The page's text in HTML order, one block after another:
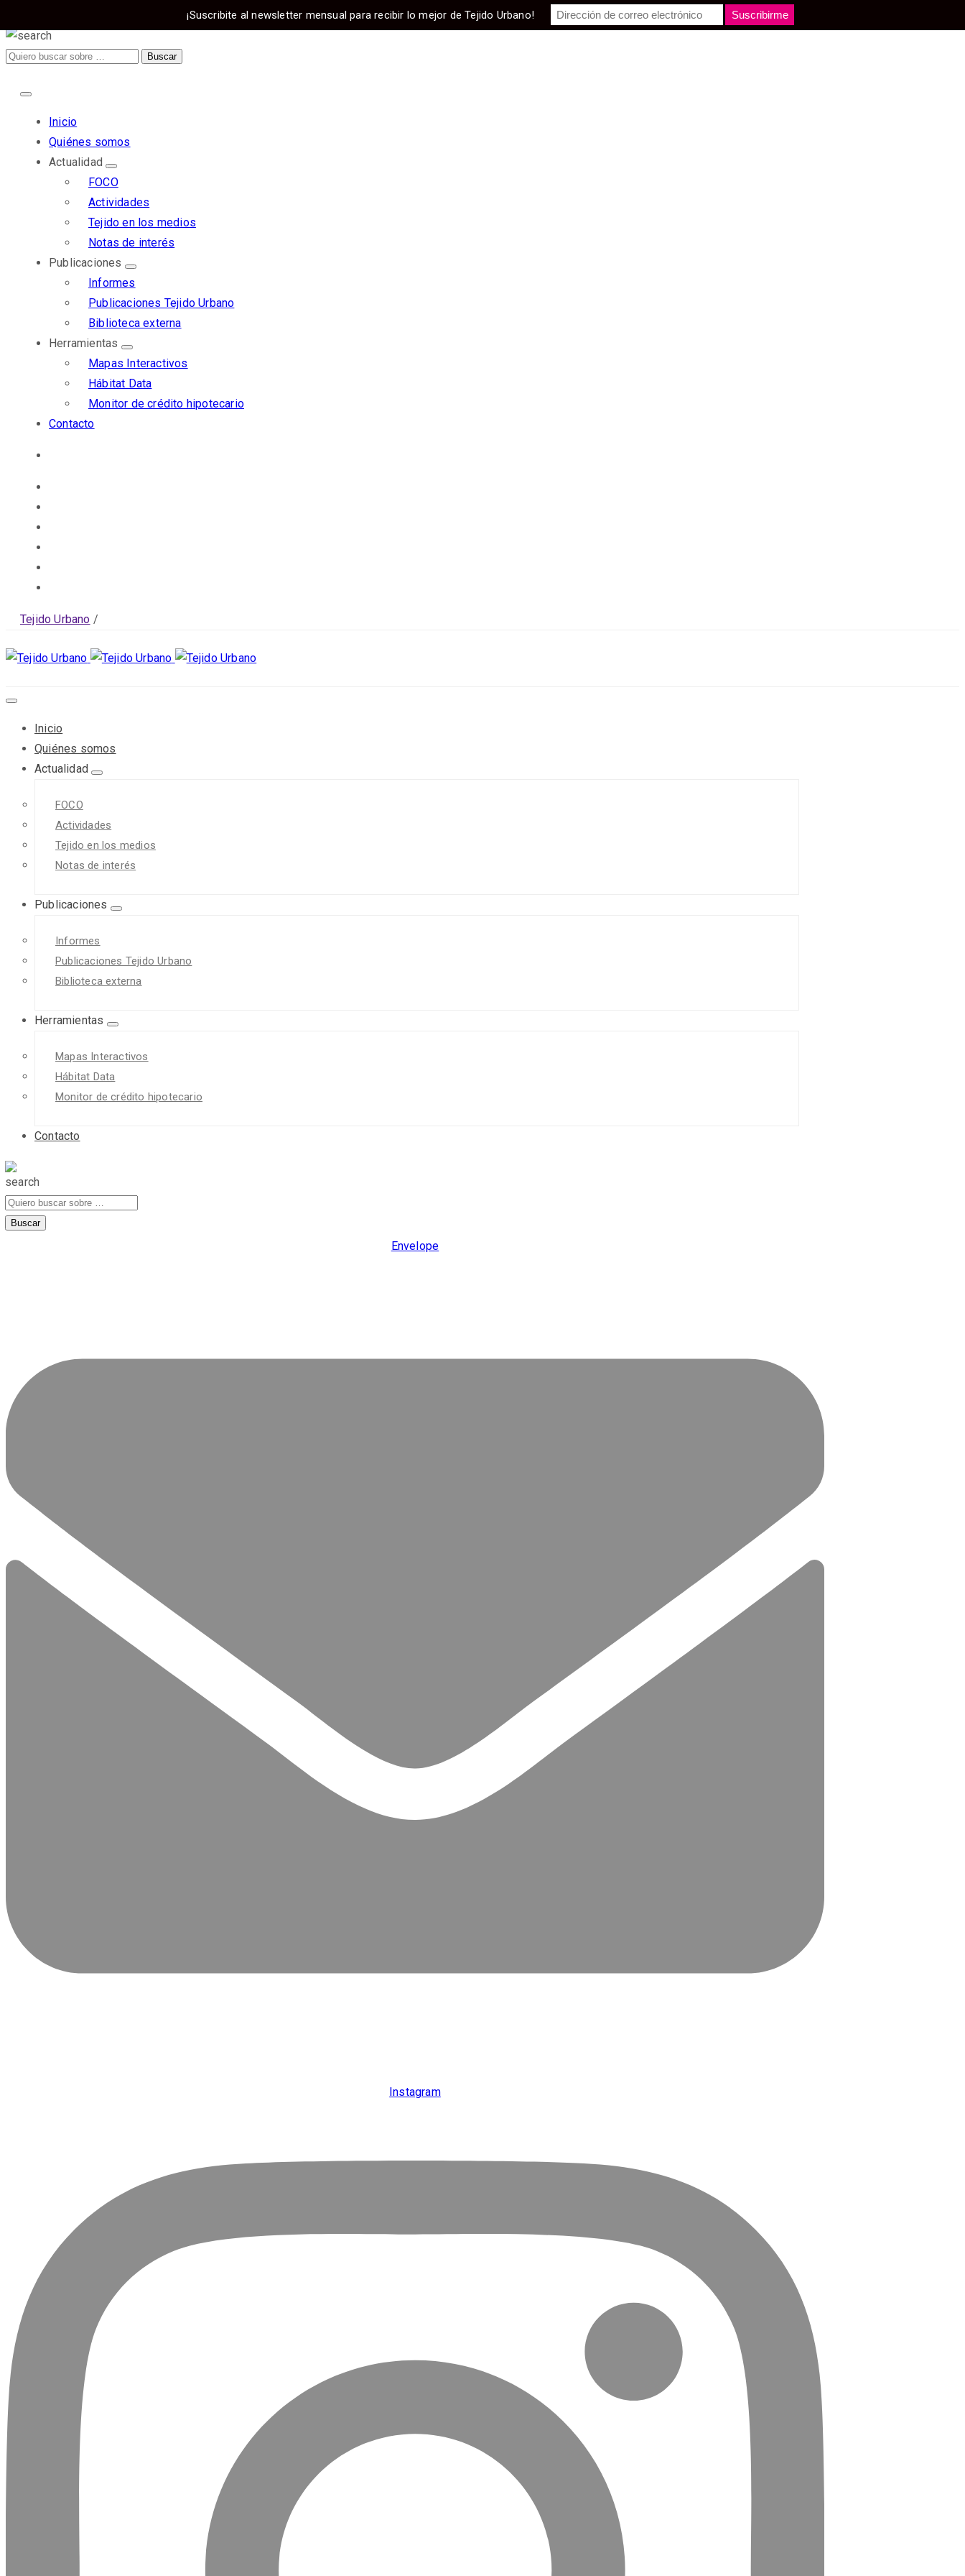
Inicio
Quiénes somos
Actualidad
FOCO
Actividades
Tejido en los medios
Notas de interés
Publicaciones
Informes
Publicaciones Tejido Urbano
Biblioteca externa
Herramientas
Mapas Interactivos
Hábitat Data
Monitor de crédito hipotecario
Contacto
Tejido Urbano /
Inicio
Quiénes somos
Actualidad
FOCO
Actividades
Tejido en los medios
Notas de interés
Publicaciones
Informes
Publicaciones Tejido Urbano
Biblioteca externa
Herramientas
Mapas Interactivos
Hábitat Data
Monitor de crédito hipotecario
Contacto
Envelope
Instagram
¡Suscribite al newsletter mensual para recibir lo mejor de Tejido Urbano!